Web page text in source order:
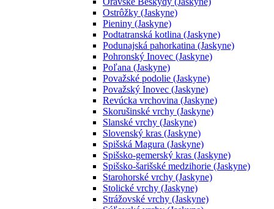
Ostrôžky (Jaskyne)
Pieniny (Jaskyne)
Podtatranská kotlina (Jaskyne)
Podunajská pahorkatina (Jaskyne)
Pohronský Inovec (Jaskyne)
Poľana (Jaskyne)
Považské podolie (Jaskyne)
Považský Inovec (Jaskyne)
Revúcka vrchovina (Jaskyne)
Skorušinské vrchy (Jaskyne)
Slanské vrchy (Jaskyne)
Slovenský kras (Jaskyne)
Spišská Magura (Jaskyne)
Spišsko-gemerský kras (Jaskyne)
Spišsko-šarišské medzihorie (Jaskyne)
Starohorské vrchy (Jaskyne)
Stolické vrchy (Jaskyne)
Strážovské vrchy (Jaskyne)